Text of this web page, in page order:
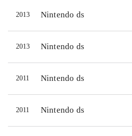
2013 Nintendo ds
2013 Nintendo ds
2011 Nintendo ds
2011 Nintendo ds